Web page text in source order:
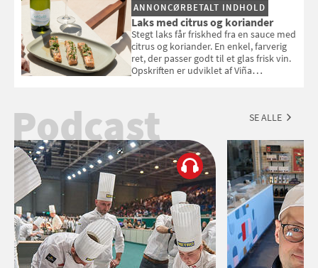
ANNONCØRBETALT INDHOLD
Laks med citrus og koriander
Stegt laks får friskhed fra en sauce med
citrus og koriander. En enkel, farverig
ret, der passer godt til et glas frisk vin.
Opskriften er udviklet af Viña
Podcast SE ALLE